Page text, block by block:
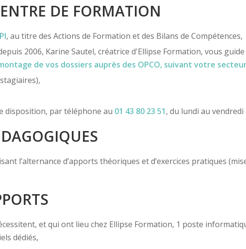
DE FORMATION
, au titre des Actions de Formation et des Bilans de Compétences,
2006, Karine Sautel, créatrice d'Ellipse Formation, vous guide
de vos dossiers auprès des OPCO, suivant votre
disposition, par téléphone au 01 43 80 23 51, du lundi au
l’alternance d’apports théoriques et d’exercices pratiques
et qui ont lieu chez Ellipse Formation, 1 poste
dédiés,